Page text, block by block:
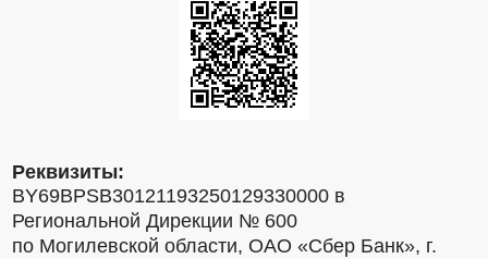
Реквизиты:
BY69BPSB30121193250129330000 в
Региональной Дирекции № 600
по Могилевской области, ОАО «Сбер Банк», г.